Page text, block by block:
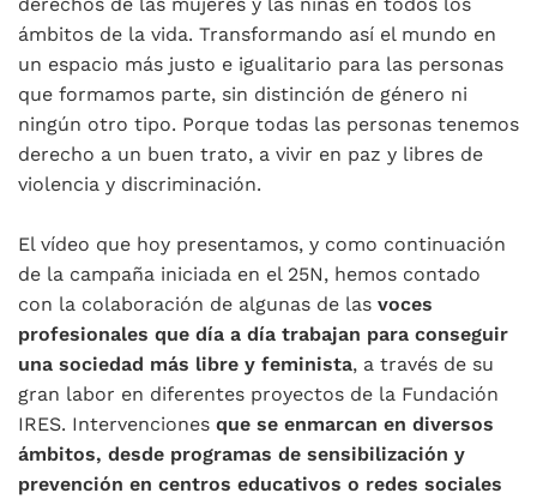
ámbitos de la vida. Transformando así el mundo en
un espacio más justo e igualitario para las personas
que formamos parte, sin distinción de género ni
ningún otro tipo. Porque todas las personas tenemos
derecho a un buen trato, a vivir en paz y libres de
violencia y discriminación.
El vídeo que hoy presentamos, y como continuación
de la campaña iniciada en el 25N, hemos contado
con la colaboración de algunas de las voces
profesionales que día a día trabajan para conseguir
una sociedad más libre y feminista, a través de su
gran labor en diferentes proyectos de la Fundación
IRES. Intervenciones que se enmarcan en diversos
ámbitos, desde programas de sensibilización y
prevención en centros educativos o redes sociales